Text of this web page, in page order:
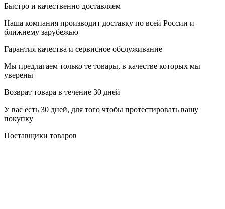
Быстро и качественно доставляем
Наша компания производит доставку по всей России и
ближнему зарубежью
Гарантия качества и сервисное обслуживание
Мы предлагаем только те товары, в качестве которых мы
уверены
Возврат товара в течение 30 дней
У вас есть 30 дней, для того чтобы протестировать вашу
покупку
Поставщики товаров